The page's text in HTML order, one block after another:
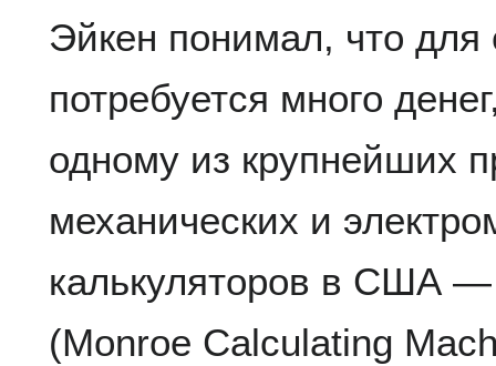
Эйкен понимал, что для
потребуется много
одному из крупнейших
механических и
калькуляторов в США
(Monroe Calculating